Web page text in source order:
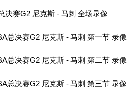
决赛G2 尼克斯 - 马刺 全场录像
总决赛G2 尼克斯 - 马刺 第一节 录像
总决赛G2 尼克斯 - 马刺 第二节 录像
总决赛G2 尼克斯 - 马刺 第三节 录像